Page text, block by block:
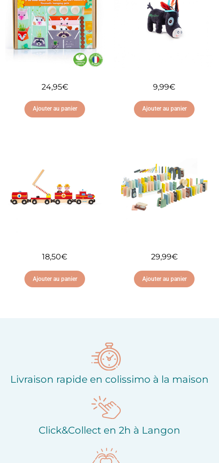
24,95€
Ajouter au panier
d'envies
9,99€
Ajouter au panier
d'envies
18,50€
Ajouter au panier
29,99€
Ajouter au panier
Livraison rapide en colissimo à la maison
Click&Collect en 2h à Langon